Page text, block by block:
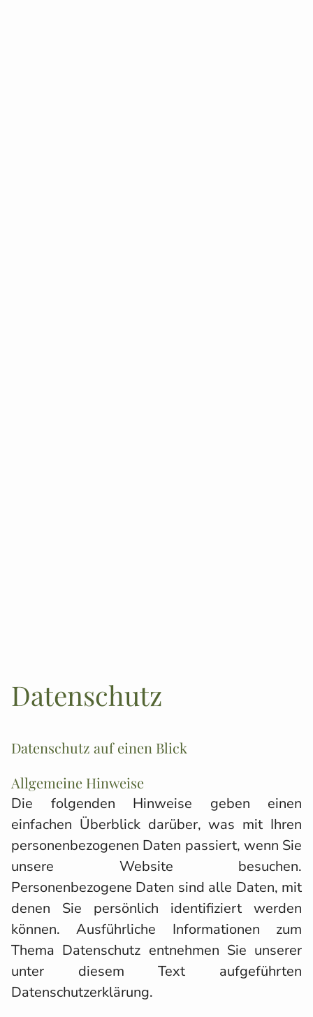
Datenschutz
Datenschutz auf einen Blick
Allgemeine Hinweise
Die folgenden Hinweise geben einen
einfachen Überblick darüber, was mit Ihren
personenbezogenen Daten passiert, wenn Sie
unsere Website besuchen.
Personenbezogene Daten sind alle Daten, mit
denen Sie persönlich identifiziert werden
können. Ausführliche Informationen zum
Thema Datenschutz entnehmen Sie unserer
unter diesem Text aufgeführten
Datenschutzerklärung.